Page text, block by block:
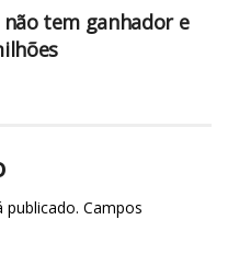
não tem ganhador e
publicado. Campos